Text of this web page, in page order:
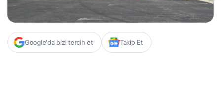
Google'da bizi tercih et Takip Et